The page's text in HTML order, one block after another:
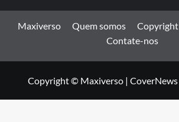
Maxiverso Quem somos Copyright
Contate-nos
Copyright © Maxiverso | CoverNews